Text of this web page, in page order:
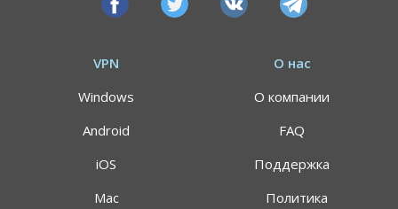
VPN
Windows
Android
iOS
Mac
О нас
О компании
FAQ
Поддержка
Политика